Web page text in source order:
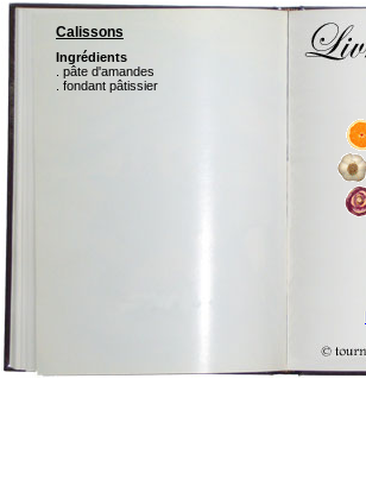
Calissons
Ingrédients
. pâte d'amandes
. fondant pâtissier